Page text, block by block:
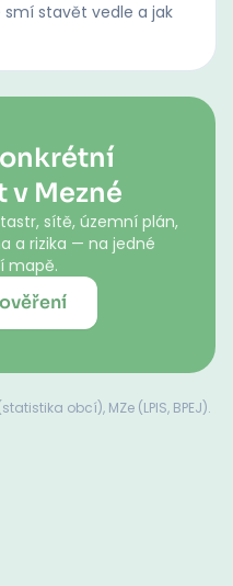
smí stavět vedle a jak
v Mezné
sítě, územní plán,
a rizika — na jedné
mapě.
obcí), MZe (LPIS, BPEJ).